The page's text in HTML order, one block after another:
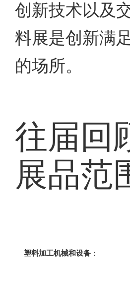
创新技术以及
料展是创新满
的场所。
往届回
展品范
塑料加工机械和设备 ：